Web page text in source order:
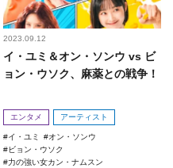
2023.09.12
イ・ユミ＆オン・ソンウ vs ビ
ョン・ウソク、麻薬との戦争！
エンタメ アーティスト
イ・ユミ
オン・ソンウ
ビョン・ウソク
力の強い女カン・ナムスン